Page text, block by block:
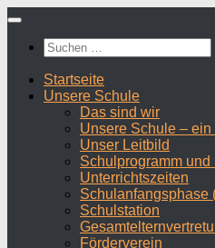
Zum
springenSuchen
nach:
Startseite
Unsere Schule
Das sind wir
Unsere Schule – ein
Unser Leitbild
Schulprogramm
Unterrichtszeiten
Schulanfangsphase
Schulstation
Förderverein